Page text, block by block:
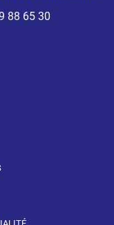
88 65 30